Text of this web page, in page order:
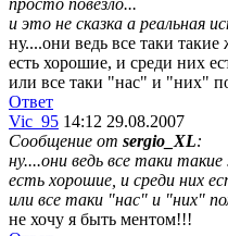
просто повезло...
и это не сказка а реальная
ну....они ведь все таки
есть хорошие, и среди них
или все таки "нас" и "них"
Ответ
Vic_95 14:12 29.08.2007
Сообщение от sergio_XL:
ну....они ведь все таки
есть хорошие, и среди них
или все таки "нас" и "них"
не хочу я быть ментом!!!